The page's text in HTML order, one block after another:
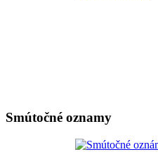
Smútočné oznamy